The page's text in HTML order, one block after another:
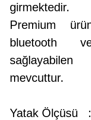
girmektedir.
Premium
bluetooth
mevcuttur.
Yatak Ölçüsü